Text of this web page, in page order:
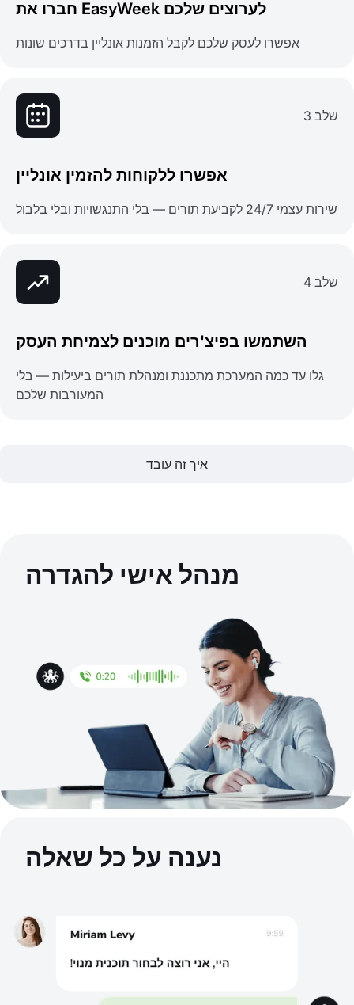
חברו את EasyWeek לערוצים שלכם
אפשרו לעסק שלכם לקבל הזמנות אונליין בדרכים שונות
שלב 3
אפשרו ללקוחות להזמין אונליין
שירות עצמי 24/7 לקביעת תורים — בלי התנגשויות ובלי בלבול
שלב 4
השתמשו בפיצ'רים מוכנים לצמיחת העסק
גלו עד כמה המערכת מתכננת ומנהלת תורים ביעילות — בלי
המעורבות שלכם
איך זה עובד
מנהל אישי להגדרה
נענה על כל שאלה